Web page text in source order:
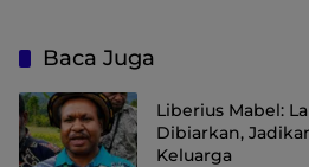
Baca Juga
Liberius Mabel:
Dibiarkan,
Keluarga